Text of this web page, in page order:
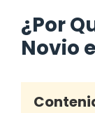
¿Por
Novio